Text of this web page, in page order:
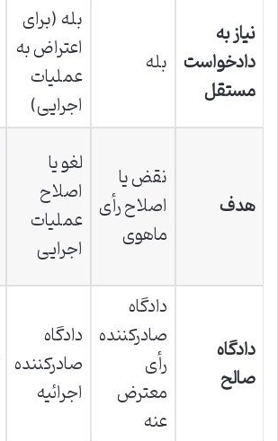
نیاز به
دادخواست
مستقل
بله
بله (برای
اعتراض به
عملیات
اجرایی)
هدف
نقض یا
اصلاح رأی
ماهوی
لغو یا
اصلاح
عملیات
اجرایی
دادگاه
صالح
دادگاه
صادرکننده
رأی
معترض
عنه
دادگاه
صادرکننده
اجرائیه